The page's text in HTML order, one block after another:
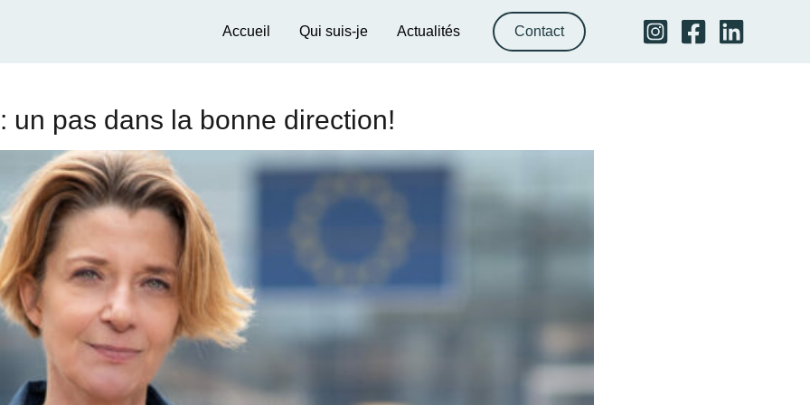
Accueil Qui suis-je Actualités Contact
un pas dans la bonne direction!